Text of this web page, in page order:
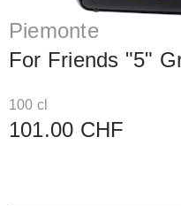
Piemonte
For Friends "5"
100 cl
101.00 CHF